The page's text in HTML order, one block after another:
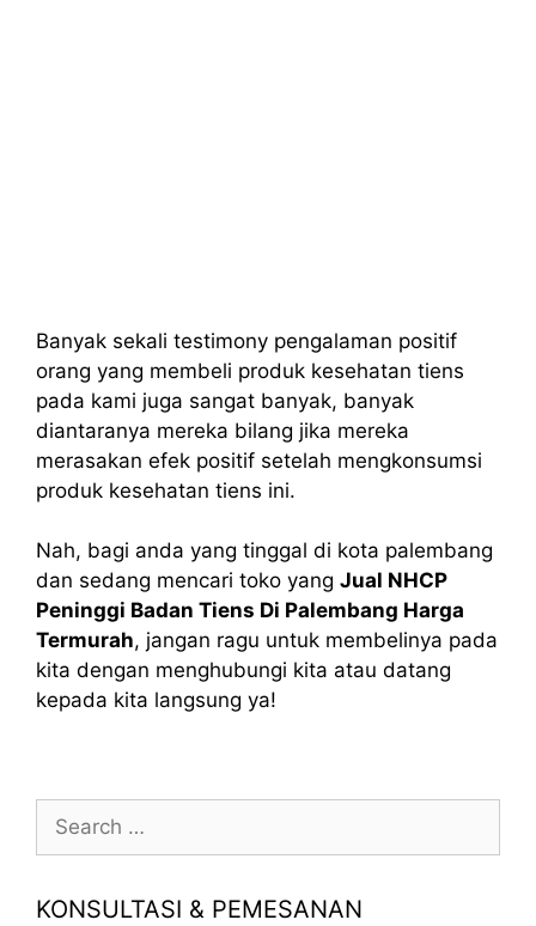
Banyak sekali testimony pengalaman positif
orang yang membeli produk kesehatan tiens
pada kami juga sangat banyak, banyak
diantaranya mereka bilang jika mereka
merasakan efek positif setelah mengkonsumsi
produk kesehatan tiens ini.
Nah, bagi anda yang tinggal di kota palembang
dan sedang mencari toko yang Jual NHCP
Peninggi Badan Tiens Di Palembang Harga
Termurah, jangan ragu untuk membelinya pada
kita dengan menghubungi kita atau datang
kepada kita langsung ya!
Search
for:
KONSULTASI & PEMESANAN